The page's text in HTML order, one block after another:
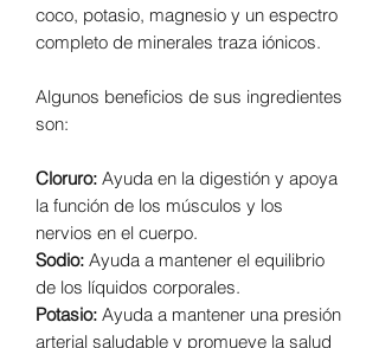
coco, potasio, magnesio y un espectro
completo de minerales traza iónicos.
Algunos beneficios de sus ingredientes
son:
Cloruro: Ayuda en la digestión y apoya
la función de los músculos y los
nervios en el cuerpo.
Sodio: Ayuda a mantener el equilibrio
de los líquidos corporales.
Potasio: Ayuda a mantener una presión
arterial saludable y promueve la salud